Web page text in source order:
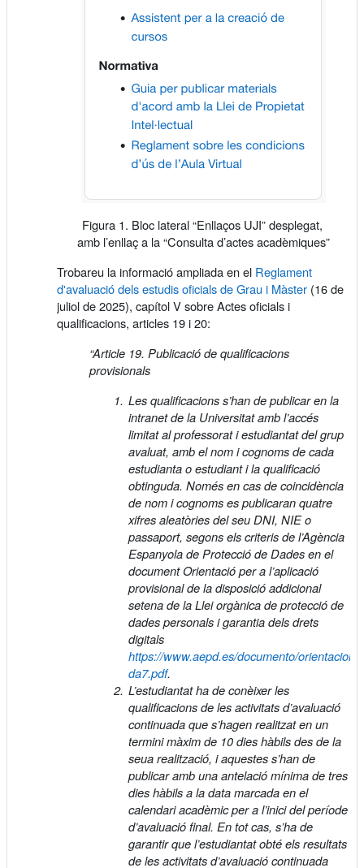
Figura 1. Bloc lateral “Enllaços UJI” desplegat,
amb l’enllaç a la “Consulta d’actes acadèmiques”
Trobareu la informació ampliada en el Reglament
d'avaluació dels estudis oficials de Grau i Màster (16 de
juliol de 2025), capítol V sobre Actes oficials i
qualificacions, articles 19 i 20:
“Article 19. Publicació de qualificacions
provisionals
Les qualificacions s’han de publicar en la
intranet de la Universitat amb l’accés
limitat al professorat i estudiantat del grup
avaluat, amb el nom i cognoms de cada
estudianta o estudiant i la qualificació
obtinguda. Només en cas de coincidència
de nom i cognoms es publicaran quatre
xifres aleatòries del seu DNI, NIE o
passaport, segons els criteris de l’Agència
Espanyola de Protecció de Dades en el
document Orientació per a l’aplicació
provisional de la disposició addicional
setena de la Llei orgànica de protecció de
dades personals i garantia dels drets
digitals
https://www.aepd.es/documento/
da7.pdf.
L’estudiantat ha de conèixer les
qualificacions de les activitats d’avaluació
continuada que s’hagen realitzat en un
termini màxim de 10 dies hàbils des de la
seua realització, i aquestes s’han de
publicar amb una antelació mínima de tres
dies hàbils a la data marcada en el
calendari acadèmic per a l’inici del període
d’avaluació final. En tot cas, s’ha de
garantir que l’estudiantat obté els resultats
de les activitats d’avaluació continuada